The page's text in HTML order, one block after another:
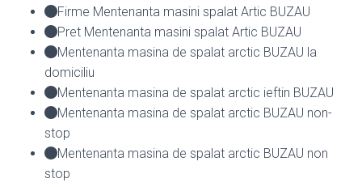
Firme Mentenanta masini spalat Artic BUZAU
Pret Mentenanta masini spalat Artic BUZAU
Mentenanta masina de spalat arctic BUZAU la
domiciliu
Mentenanta masina de spalat arctic ieftin BUZAU
Mentenanta masina de spalat arctic BUZAU non-
stop
Mentenanta masina de spalat arctic BUZAU non
stop